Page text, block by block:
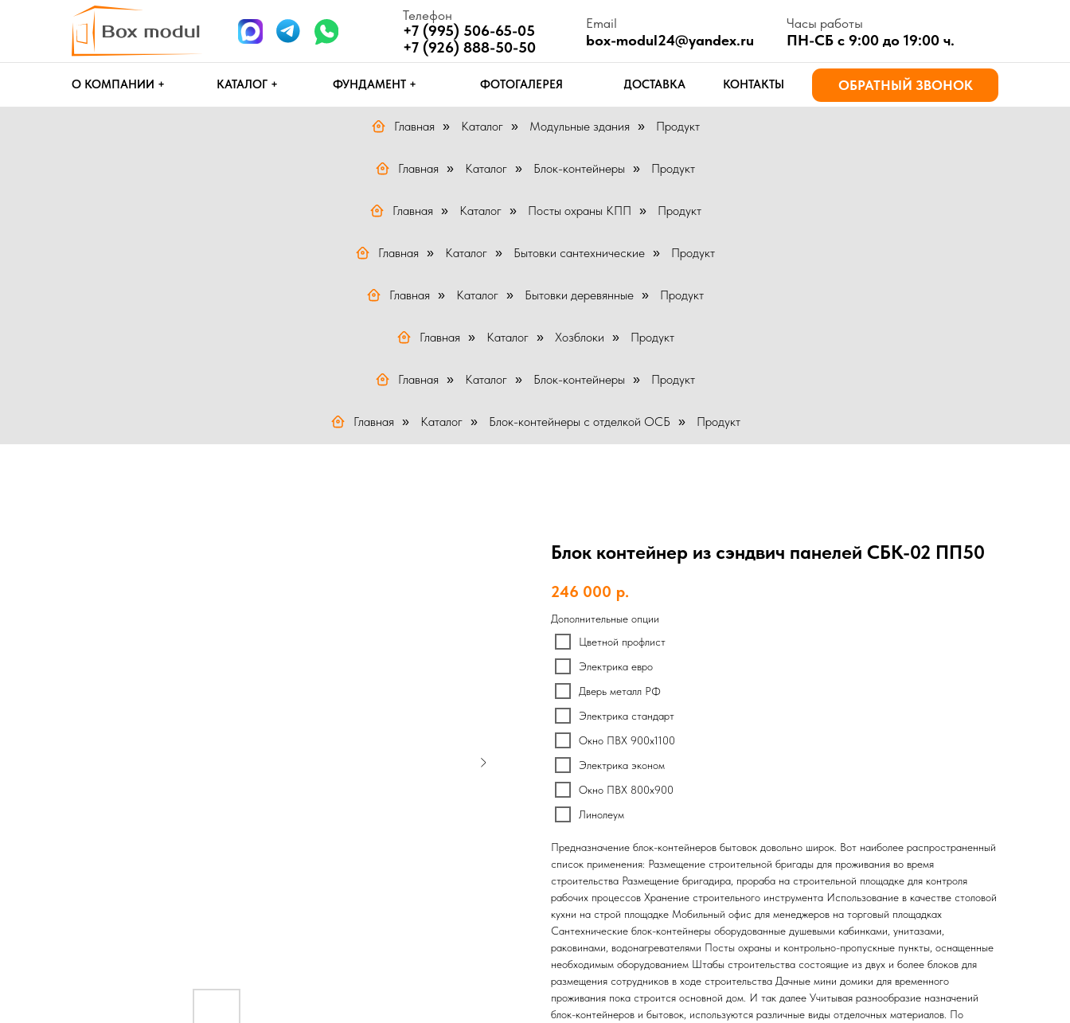
Телефон
+7 (995) 506-65-05
+7 (926) 888-50-50
box-modul24@yandex.ru ПН-СБ с 9:00 до 19:00 ч.
ОБРАТНЫЙ ЗВОНОК
Главная » Каталог » Модульные здания » Продукт
Главная » Каталог » Блок-контейнеры » Продукт
Главная » Каталог » Посты охраны КПП » Продукт
Главная » Каталог » Бытовки сантехнические » Продукт
Главная » Каталог » Бытовки деревянные » Продукт
Главная » Каталог » Хозблоки » Продукт
Главная » Каталог » Блок-контейнеры » Продукт
Главная » Каталог » Блок-контейнеры с отделкой ОСБ » Продукт
Блок контейнер из сэндвич панелей СБК-02 ПП50
246 000 р.
Дополнительные опции
Цветной профлист
Электрика евро
Дверь металл РФ
Электрика стандарт
Окно ПВХ 900х1100
Электрика эконом
Окно ПВХ 800х900
Линолеум
Предназначение блок-контейнеров бытовок довольно широк. Вот наиболее распространенный
список применения: Размещение строительной бригады для проживания во время
строительства Размещение бригадира, прораба на строительной площадке для контроля
рабочих процессов Хранение строительного инструмента Использование в качестве столовой
кухни на строй площадке Мобильный офис для менеджеров на торговый площадках
Сантехнические блок-контейнеры оборудованные душевыми кабинками, унитазами,
раковинами, водонагревателями Посты охраны и контрольно-пропускные пункты, оснащенные
необходимым оборудованием Штабы строительства состоящие из двух и более блоков для
размещения сотрудников в ходе строительства Дачные мини домики для временного
проживания пока строится основной дом. И так далее Учитывая разнообразие назначений
блок-контейнеров и бытовок, используются различные виды отделочных материалов. По